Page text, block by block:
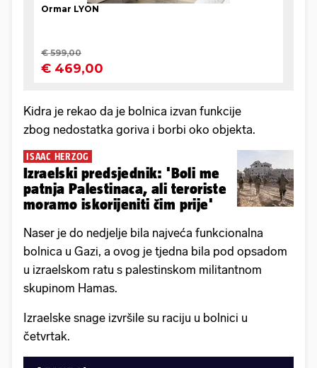
Kidra je rekao da je bolnica izvan funkcije
zbog nedostatka goriva i borbi oko objekta.
ISAAC HERZOG
Izraelski predsjednik: 'Boli me
patnja Palestinaca, ali teroriste
moramo iskorijeniti čim prije'
Naser je do nedjelje bila najveća funkcionalna
bolnica u Gazi, a ovog je tjedna bila pod opsadom
u izraelskom ratu s palestinskom militantnom
skupinom Hamas.
Izraelske snage izvršile su raciju u bolnici u
četvrtak.